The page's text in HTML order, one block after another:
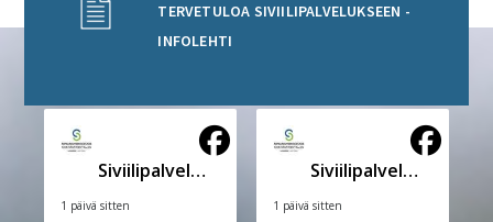
TERVETULOA SIVIILIPALVELUKSEEN -
INFOLEHTI
Siviilipalveluskeskus
1 päivä sitten
Siviilipalveluskeskus
1 päivä sitten